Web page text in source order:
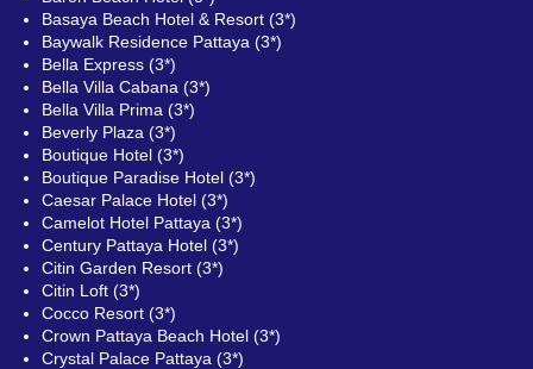
Basaya Beach Hotel & Resort (3*)
Baywalk Residence Pattaya (3*)
Bella Express (3*)
Bella Villa Cabana (3*)
Bella Villa Prima (3*)
Beverly Plaza (3*)
Boutique Hotel (3*)
Boutique Paradise Hotel (3*)
Caesar Palace Hotel (3*)
Camelot Hotel Pattaya (3*)
Century Pattaya Hotel (3*)
Citin Garden Resort (3*)
Citin Loft (3*)
Cocco Resort (3*)
Crown Pattaya Beach Hotel (3*)
Crystal Palace Pattaya (3*)